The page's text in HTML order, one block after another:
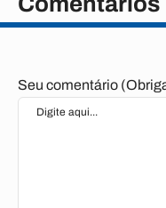
Seu comentário